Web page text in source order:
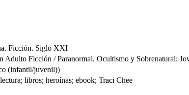
Ficción. Siglo XXI
Ficción / Paranormal, Ocultismo y Sobrenatural;
(infantil/juvenil))
libros; heroínas; ebook; Traci Chee